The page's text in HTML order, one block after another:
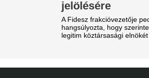
Aranyérmes lett a magyar
válogatott a portugáliai
Európa-bajnokságon